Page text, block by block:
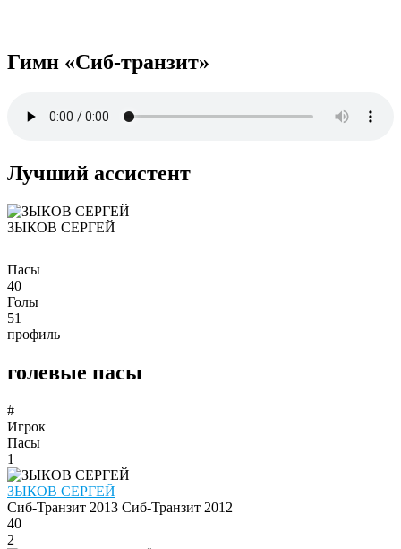
Гимн «Сиб-транзит»
Лучший ассистент
ЗЫКОВ СЕРГЕЙ
Пасы
40
Голы
51
профиль
голевые пасы
#
Игрок
Пасы
1
ЗЫКОВ СЕРГЕЙ
Сиб-Транзит 2013 Сиб-Транзит 2012
40
2